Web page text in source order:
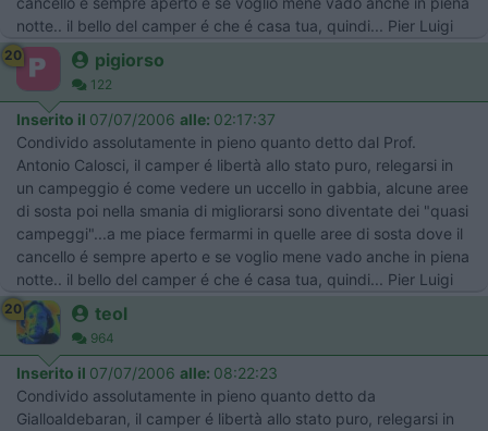
notte.. il bello del camper é che é casa tua, quindi... Pier Luigi
20 pigiorso
122
Inserito il 07/07/2006 alle: 02:17:37
Condivido assolutamente in pieno quanto detto dal Prof.
Antonio Calosci, il camper é libertà allo stato puro, relegarsi in
un campeggio é come vedere un uccello in gabbia, alcune aree
di sosta poi nella smania di migliorarsi sono diventate dei "quasi
campeggi"...a me piace fermarmi in quelle aree di sosta dove il
cancello é sempre aperto e se voglio mene vado anche in piena
notte.. il bello del camper é che é casa tua, quindi... Pier Luigi
20 teol
964
Inserito il 07/07/2006 alle: 08:22:23
Condivido assolutamente in pieno quanto detto da
Gialloaldebaran, il camper é libertà allo stato puro, relegarsi in